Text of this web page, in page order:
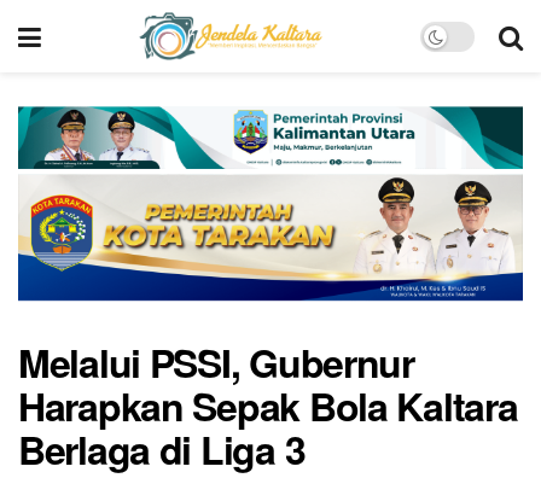
Melalui PSSI, Gubernur
Harapkan Sepak Bola Kaltara
Berlaga di Liga 3